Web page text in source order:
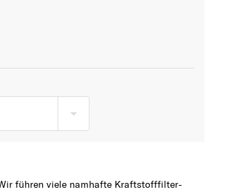
führen viele namhafte Kraftstofffilter-